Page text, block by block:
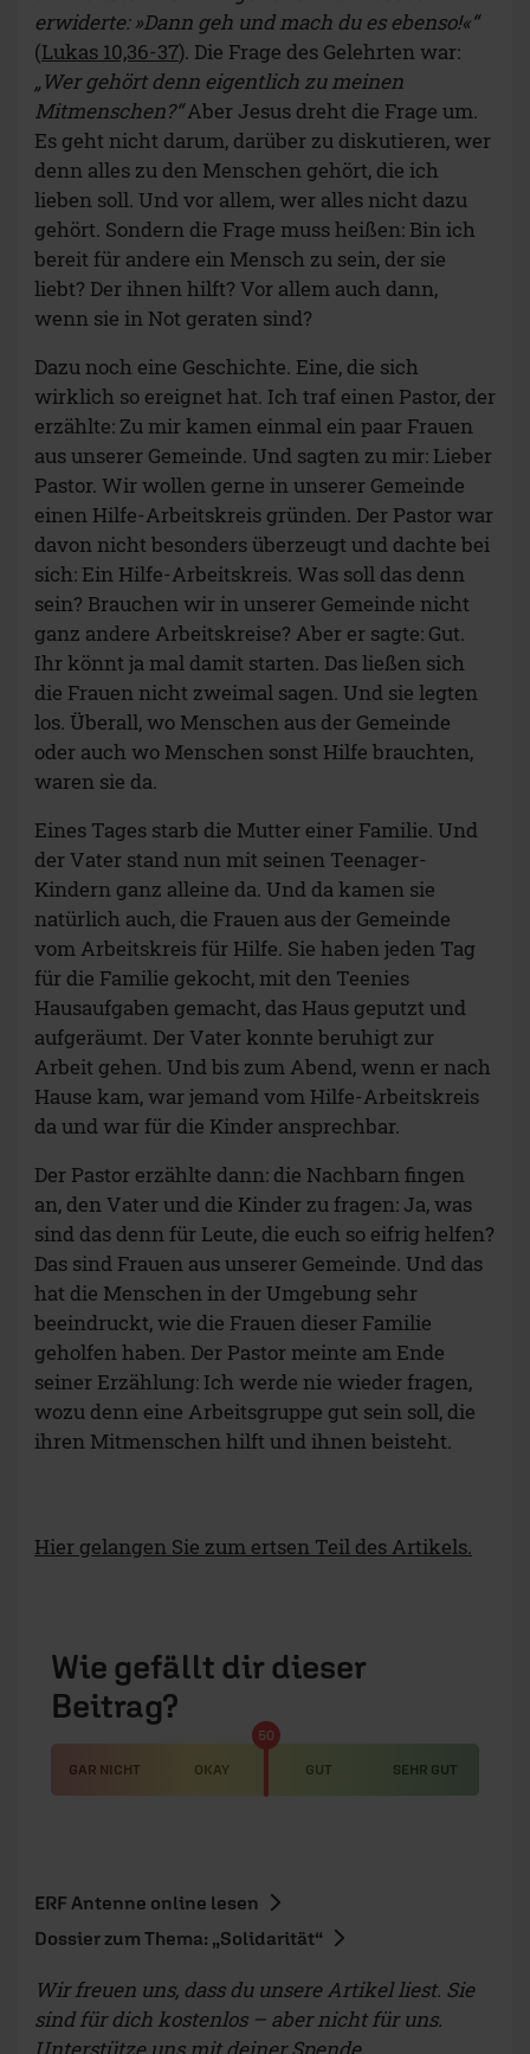
erwiderte: »Dann geh und mach du es ebenso!«“
(Lukas 10,36-37). Die Frage des Gelehrten war:
„Wer gehört denn eigentlich zu meinen
Mitmenschen?“Aber Jesus dreht die Frage um.
Es geht nicht darum, darüber zu diskutieren, wer
denn alles zu den Menschen gehört, die ich
lieben soll. Und vor allem, wer alles nicht dazu
gehört. Sondern die Frage muss heißen: Bin ich
bereit für andere ein Mensch zu sein, der sie
liebt? Der ihnen hilft? Vor allem auch dann,
wenn sie in Not geraten sind?
Dazu noch eine Geschichte. Eine, die sich
wirklich so ereignet hat. Ich traf einen Pastor, der
erzählte: Zu mir kamen einmal ein paar Frauen
aus unserer Gemeinde. Und sagten zu mir: Lieber
Pastor. Wir wollen gerne in unserer Gemeinde
einen Hilfe-Arbeitskreis gründen. Der Pastor war
davon nicht besonders überzeugt und dachte bei
sich: Ein Hilfe-Arbeitskreis. Was soll das denn
sein? Brauchen wir in unserer Gemeinde nicht
ganz andere Arbeitskreise? Aber er sagte: Gut.
Ihr könnt ja mal damit starten. Das ließen sich
die Frauen nicht zweimal sagen. Und sie legten
los. Überall, wo Menschen aus der Gemeinde
oder auch wo Menschen sonst Hilfe brauchten,
waren sie da.
Eines Tages starb die Mutter einer Familie. Und
der Vater stand nun mit seinen Teenager-
Kindern ganz alleine da. Und da kamen sie
natürlich auch, die Frauen aus der Gemeinde
vom Arbeitskreis für Hilfe. Sie haben jeden Tag
für die Familie gekocht, mit den Teenies
Hausaufgaben gemacht, das Haus geputzt und
aufgeräumt. Der Vater konnte beruhigt zur
Arbeit gehen. Und bis zum Abend, wenn er nach
Hause kam, war jemand vom Hilfe-Arbeitskreis
da und war für die Kinder ansprechbar.
Der Pastor erzählte dann: die Nachbarn fingen
an, den Vater und die Kinder zu fragen: Ja, was
sind das denn für Leute, die euch so eifrig helfen?
Das sind Frauen aus unserer Gemeinde. Und das
hat die Menschen in der Umgebung sehr
beeindruckt, wie die Frauen dieser Familie
geholfen haben. Der Pastor meinte am Ende
seiner Erzählung: Ich werde nie wieder fragen,
wozu denn eine Arbeitsgruppe gut sein soll, die
ihren Mitmenschen hilft und ihnen beisteht.
Hier gelangen Sie zum ertsen Teil des Artikels.
Wie gefällt dir dieser
Beitrag?
GAR NICHT OKAY GUT SEHR GUT
50
ERF Antenne online lesen
Dossier zum Thema: „Solidarität“
Wir freuen uns, dass du unsere Artikel liest. Sie
sind für dich kostenlos – aber nicht für uns.